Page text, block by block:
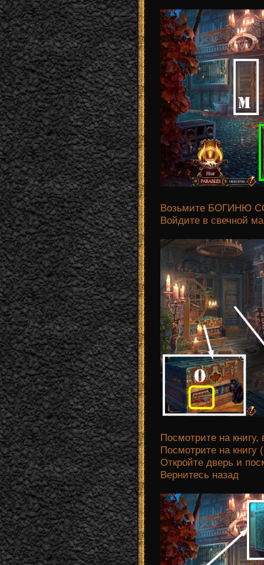
Возьмите БОГИНЮ
Войдите в свечной
Посмотрите на
Посмотрите на книгу
Откройте дверь и
Вернитесь назад